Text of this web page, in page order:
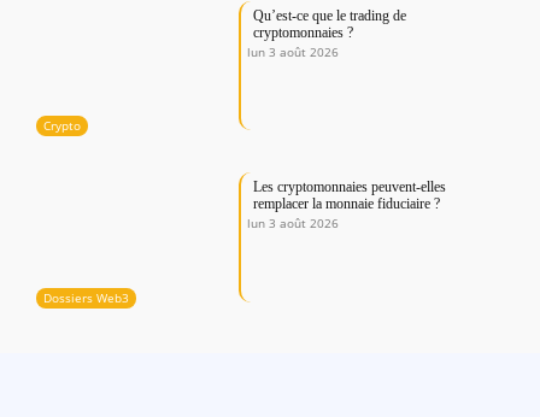
Crypto
Qu’est-ce que le trading de
cryptomonnaies ?
lun 3 août 2026
Dossiers Web3
Les cryptomonnaies peuvent-elles
remplacer la monnaie fiduciaire ?
lun 3 août 2026